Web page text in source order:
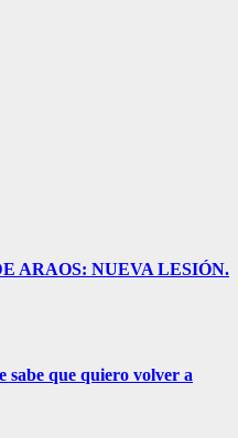
ARAOS: NUEVA LESIÓN.
sabe que quiero volver a